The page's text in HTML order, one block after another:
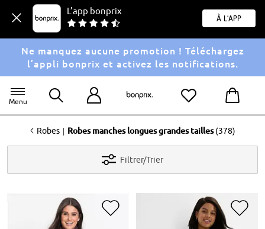
L’app bonprix
À l'app
Ne manquez aucune promotion ! Téléchargez
l’appli bonprix et activez les notifications.
Menu
<Robes | Robes manches longues grandes tailles (378)
Filtrer/Trier